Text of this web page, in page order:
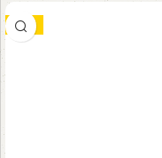
-8%